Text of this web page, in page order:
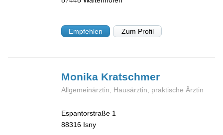
Empfehlen Zum Profil
Monika Kratschmer
Allgemeinärztin, Hausärztin, praktische Ärztin
Espantorstraße 1
88316 Isny